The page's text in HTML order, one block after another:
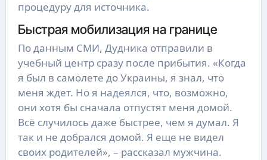
процедуру для источника.
Быстрая мобилизация на границе
По данным СМИ, Дудника отправили в
учебный центр сразу после прибытия. «Когда
я был в самолете до Украины, я знал, что
меня ждет. Но я надеялся, что, возможно,
они хотя бы сначала отпустят меня домой.
Всё случилось даже быстрее, чем я думал. Я
так и не добрался домой. Я еще не видел
своих родителей», – рассказал мужчина.